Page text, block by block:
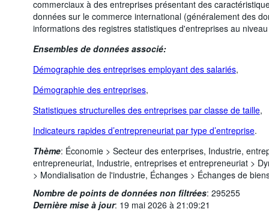
commerciaux à des entreprises présentant des
données sur le commerce international (généralement des
informations des registres statistiques d'entreprises au
Ensembles de données associé:
Démographie des entreprises employant des salariés,
Démographie des entreprises,
Statistiques structurelles des entreprises par classe de taille,
Indicateurs rapides d’entrepreneuriat par type d’entreprise.
Thème: Économie > Secteur des enterprises, Industrie,
entrepreneuriat, Industrie, entreprises et entrepreneuriat >
> Mondialisation de l'industrie, Échanges > Échanges de
Nombre de points de données non filtrées: 295255
Dernière mise à jour: 19 mai 2026 à 21:09:21